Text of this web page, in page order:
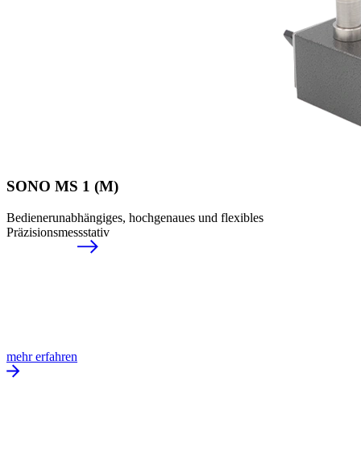
SONO MS 1 (M)
Bedienerunabhängiges, hochgenaues und flexibles
Präzisionsmessstativ
mehr erfahren